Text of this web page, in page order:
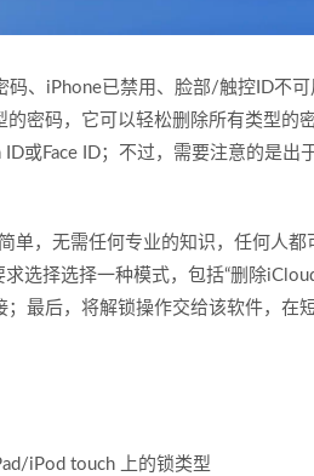
、iPhone已禁用、脸部/触控ID不
密码，它可以轻松删除所有类型的
或Face ID；不过，需要注意的是
单，无需任何专业的知识，任何人
选择选择一种模式，包括“删除
最后，将解锁操作交给该软件，在
iPod touch 上的锁类型